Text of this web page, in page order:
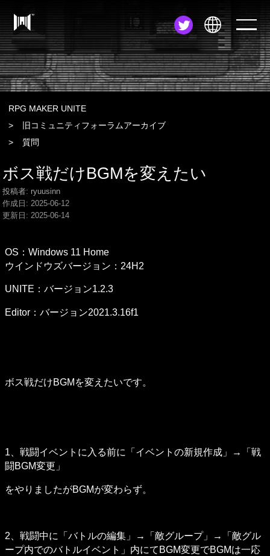
JA
EN
RPG MAKER UNITE
旧コミュニティフォーラムアーカイブ
質問
ボス戦だけBGMを変えたい
投稿者: ryuusinn
作成日: 2025-06-12
更新日: 2025-06-14
OS：Windows 11 Home
ウインドウズバージョン：24H2
UNITE：バージョン1.2.3
Editor：バージョン2021.3.16f1
ボス戦だけBGMを変えたいです。
1、戦闘イベントに入る前に「イベントの新規作成」→「戦
闘BGM変更」
をやりましたがBGMが変わらず。
2、戦闘中に「バトルの編集」→「敵グループ」→「敵グル
ープ内でのバトルイベント」内にてBGM変更でBGMは一応